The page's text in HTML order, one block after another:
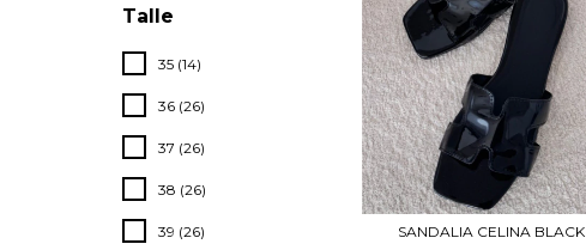
Talle
35 (14)
36 (26)
37 (26)
38 (26)
39 (26)
SANDALIA CELINA BLACK